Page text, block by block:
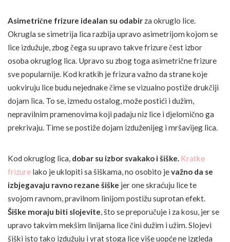
Asimetrične frizure idealan su odabir za okruglo lice.
Okrugla se simetrija lica razbija upravo asimetrijom kojom se
lice izdužuje, zbog čega su upravo takve frizure čest izbor
osoba okruglog lica. Upravo su zbog toga asimetrične frizure
sve popularnije. Kod kratkih je frizura važno da strane koje
uokviruju lice budu nejednake čime se vizualno postiže drukčiji
dojam lica. To se, između ostalog, može postići i dužim,
nepravilnim pramenovima koji padaju niz lice i djelomično ga
prekrivaju. Time se postiže dojam izduženijeg i mršavijeg lica.
Kod okruglog lica, dobar su izbor svakako i šiške. Kratke
frizure lako je uklopiti sa šiškama, no osobito jevažno da se
izbjegavaju ravno rezane šiške jer one skraćuju lice te
svojom ravnom, pravilnom linijom postižu suprotan efekt.
Šiške moraju biti slojevite, što se preporučuje i za kosu, jer se
upravo takvim mekšim linijama lice čini dužim i užim. Slojevi
šiški isto tako izdužuju i vrat stoga lice više uopće ne izgleda